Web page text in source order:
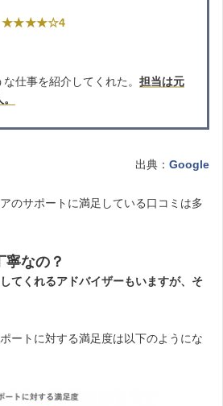
★★★★☆4
仕事を紹介してくれた。 担当は元
出典： Google
のサポートに満足している口コミは多
寧なの？
てくれるアドバイザーもいますが、そ
ートに対する満足度は以下のようにな